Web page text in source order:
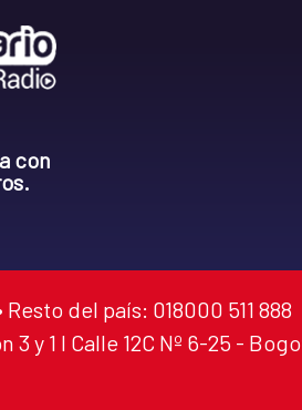
con
del país: 018000 511 888
y 1 I Calle 12C Nº 6-25 -